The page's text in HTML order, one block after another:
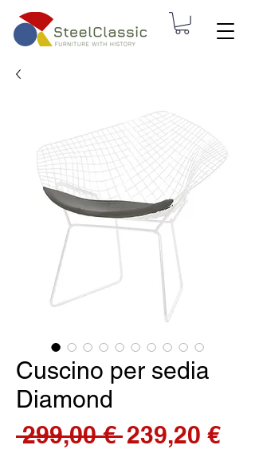
Cuscino per sedia
Diamond
299,00 € Prezzo
239,20 €